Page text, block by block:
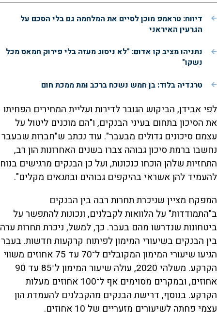
דיווח: טראמפ מוכן לסיים את המלחמה גם בלי הסכם על
הגרעין האיראני
נתניהו מציב קו אדום: "לא ניסוג מעזה בלי פירוק חמאס מכל
נשקו"
טרגדיה בלוד: בן חמש נשכח ברכב ומת ממכת חום
לפי אבידן, הביקוש הגובר לדירות ועליית המחירים הפחיתו
את הסיכון בתחום בעיני הבנקים, ו"הם מוכנים ליטול על
עצמם סיכונים גדולים מבעבר". עוד נכתב ש"חברות שבעבר
נחשבו ברמת סיכון גבוהה צברו בשנים האחרונות הון רב,
התחזיות שלהן הוכחו כנכונות, ועל כן הבנקים מרגישים בנוח
להעמיד להן אשראי בהיקפים גבוהים ובתנאים מקלים".
המפקח מציין שניכרת תחרות רבה בין הבנקים
ב"התמודדות" על הלוואות לקבלנים, ונכונות להתפשר על
ביטחונות שנדרשו מהם בעבר. כך, למשל, ניכרת תחרות ערה
בין הבנקים בשיעורי המימון לפיתוח קרקעות חדשות. בעבר
הגיעו שיעורי המימון המקובלים ל־70 עד 75 אחוזים משווי
הקרקע. משלהי 2020, עולה שיעור המימון ל־85 עד 90
אחוזים, ובמקרים מסוימים אף ל־100 אחוזים מעלות
הקרקע. בנוסף, דרישת הבנקים מהקבלנים להעמדת הון
עצמי פחתה לשיעורים מזעריים של 10 אחוזים.